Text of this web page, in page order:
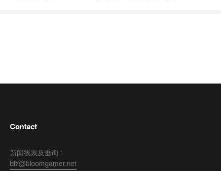
Contact
新闻线索及垂询 :
biz@bloomgamer.net